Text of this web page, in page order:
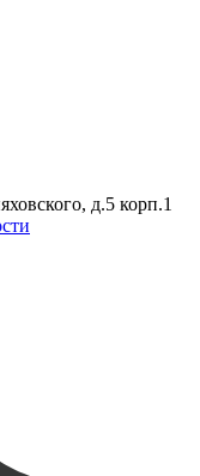
д.5 корп.1